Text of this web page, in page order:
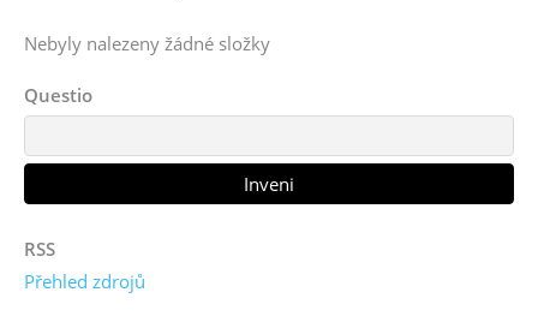
Nebyly nalezeny žádné složky
Questio
RSS
Přehled zdrojů